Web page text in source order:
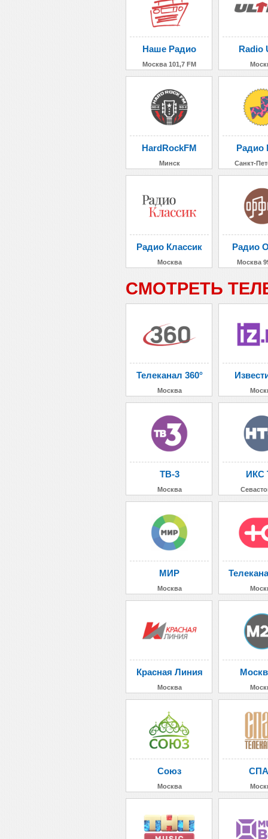
Наше Радио
Москва 101,7 FM
Radio
HardRockFM
Минск
Радио
Санкт-
Радио Классик
Москва
Радио
Москва
СМОТРЕТЬ
Телеканал 360°
Москва
ТВ-3
Москва
ИКС
МИР
Москва
Красная Линия
Москва
Союз
Москва